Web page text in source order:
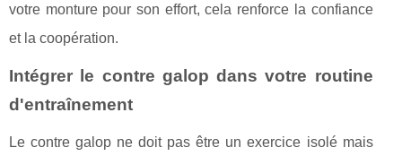
votre monture pour son effort, cela renforce la confiance
et la coopération.
Intégrer le contre galop dans votre routine
d'entraînement
Le contre galop ne doit pas être un exercice isolé mais